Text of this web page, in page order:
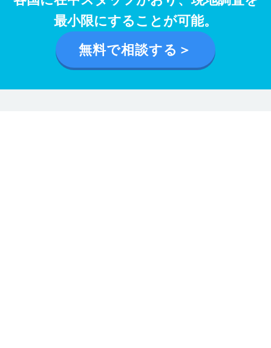
最小限にすることが可能。
無料で相談する＞